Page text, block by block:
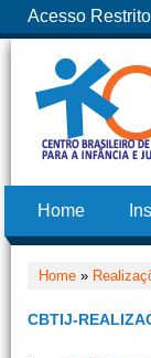
Acesso Restrito
Home
Home »
CBTIJ-